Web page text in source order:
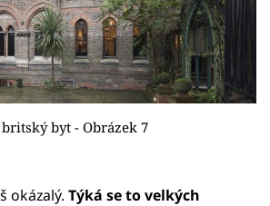
byt - Obrázek 7
okázalý. Týká se to velkých